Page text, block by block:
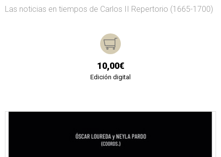
Las noticias en tiempos de Carlos II Repertorio (1665-1700)
10,00€
Edición digital